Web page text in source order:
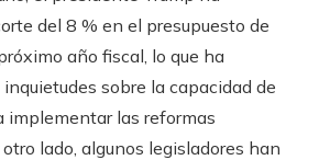
del 8 % en el presupuesto de
año fiscal, lo que ha
sobre la capacidad de
implementar las reformas
lado, algunos legisladores han